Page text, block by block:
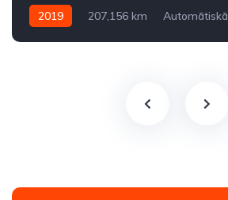
2019 207,156 km Automātiskā